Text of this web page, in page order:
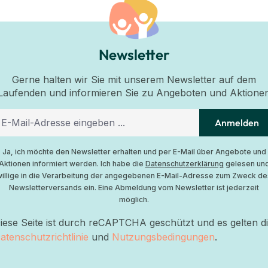
Newsletter
Gerne halten wir Sie mit unserem Newsletter auf dem
und informieren Sie zu Angeboten und
Anmelden
Ja, ich möchte den Newsletter erhalten und per E-Mail über Angebote und
informiert werden. Ich habe die Datenschutzerklärung gelesen
in die Verarbeitung der angegebenen E-Mail-Adresse zum Zweck
Newsletterversands ein. Eine Abmeldung vom Newsletter ist jederzeit
möglich.
Seite ist durch reCAPTCHA geschützt und es gelten
und Nutzungsbedingungen.